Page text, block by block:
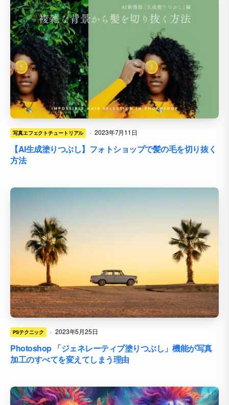
写真エフェクトチュートリアル · 2023年7月11日
【AI生成塗りつぶし】フォトショップで髪の毛を切り抜く
方法
PSテクニック · 2023年5月25日
Photoshop 「ジェネレーティブ塗りつぶし」機能が写真
加工のすべてを変えてしまう理由